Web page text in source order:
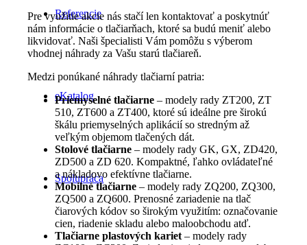
Referencie
eKatalog
Spolupráca
Pre využitie akcie nás stačí len kontaktovať a poskytnúť
nám informácie o tlačiarňach, ktoré sa budú meniť alebo
likvidovať. Naši špecialisti Vám pomôžu s výberom
vhodnej náhrady za Vašu starú tlačiareň.
Medzi ponúkané náhrady tlačiarní patria:
Priemyselné tlačiarne –modely rady ZT200, ZT
510, ZT600 a ZT400, ktoré sú ideálne pre širokú
škálu priemyselných aplikácií so stredným až
veľkým objemom tlačených dát.
Stolové tlačiarne – modely rady GK, GX, ZD420,
ZD500 a ZD 620. Kompaktné, ľahko ovládateľné
a nákladovo efektívne tlačiarne.
Mobilné tlačiarne – modely rady ZQ200, ZQ300,
ZQ500 a ZQ600. Prenosné zariadenie na tlač
čiarových kódov so širokým využitím: označovanie
cien, riadenie skladu alebo maloobchodu atď.
Tlačiarne plastových kariet – modely rady